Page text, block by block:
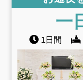
一
1日間